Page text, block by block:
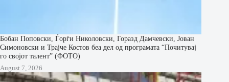
Бобан Поповски, Ѓорѓи Николовски, Горазд Дамчевски, Јован
Симоновски и Трајче Костов беа дел од програмата “Почитувај
го својот талент” (ФОТО)
August 7, 2026